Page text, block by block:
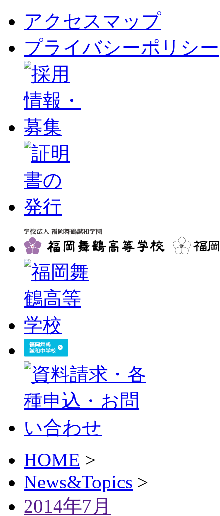
アクセスマップ
プライバシーポリシー
HOME >
News&Topics >
2014年7月